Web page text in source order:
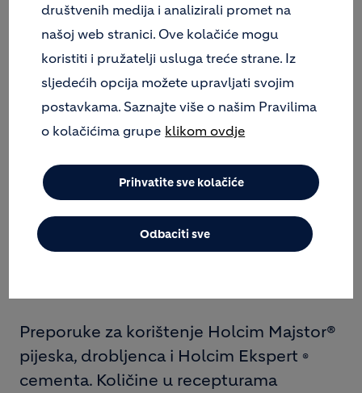
koji možete zamiješati – samo pratite Holcimovu
recepturu.
10. ZIDARSKI MORT
14. MORT ZA ISPUNU
15. MORT ZA "COKLU"
Preporuke za korištenje Holcim Majstor®
pijeska, drobljenca i Holcim Ekspert ®
cementa. Količine u recepturama
društvenih medija i analizirali promet na
našoj web stranici. Ove kolačiće mogu
koristiti i pružatelji usluga treće strane. Iz
sljedećih opcija možete upravljati svojim
postavkama. Saznajte više o našim Pravilima
o kolačićima grupe klikom ovdje
Prihvatite sve kolačiće
Odbaciti sve